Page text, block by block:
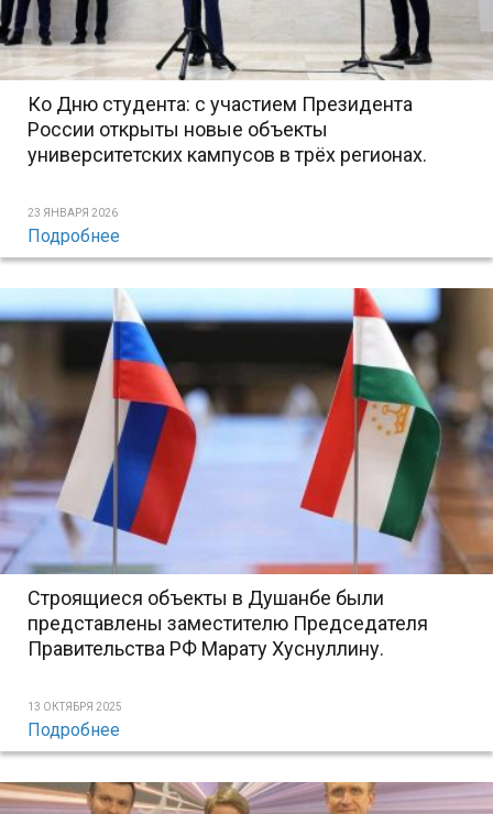
Ко Дню студента: с участием Президента
России открыты новые объекты
университетских кампусов в трёх регионах.
23 ЯНВАРЯ 2026
Подробнее
Строящиеся объекты в Душанбе были
представлены заместителю Председателя
Правительства РФ Марату Хуснуллину.
13 ОКТЯБРЯ 2025
Подробнее